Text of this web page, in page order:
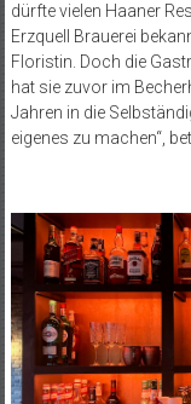
dürfte vielen Haaner
Erzquell Brauerei
Floristin. Doch die
hat sie zuvor im
Jahren in die
eigenes zu machen“,